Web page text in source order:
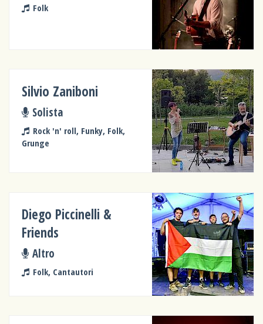
Folk
Silvio Zaniboni
Solista
Rock 'n' roll, Funky, Folk,
Grunge
Diego Piccinelli &
Friends
Altro
Folk, Cantautori